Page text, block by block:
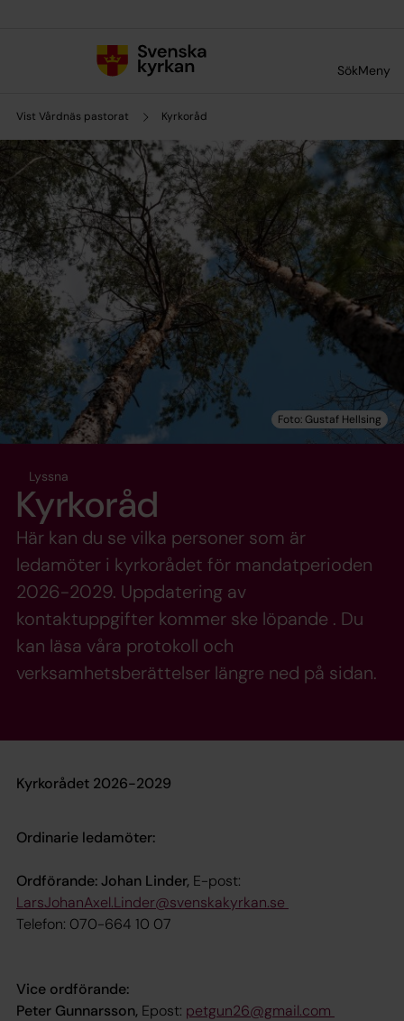
SökMeny
Vist Vårdnäs pastorat Kyrkoråd
Lyssna
Kyrkoråd
Här kan du se vilka personer som är
ledamöter i kyrkorådet för mandatperioden
2026-2029. Uppdatering av
kontaktuppgifter kommer ske löpande . Du
kan läsa våra protokoll och
verksamhetsberättelser längre ned på sidan.
Kyrkorådet 2026-2029
Ordinarie ledamöter:
Ordförande: Johan Linder, E-post:
LarsJohanAxel.Linder@svenskakyrkan.se
Telefon: 070-664 10 07
Vice ordförande:
Peter Gunnarsson, Epost: petgun26@gmail.com